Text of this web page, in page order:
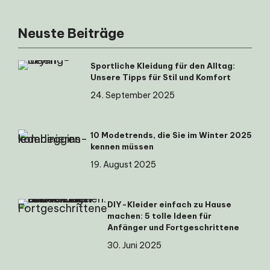
Neuste Beiträge
Sportliche Kleidung für den Alltag:
Unsere Tipps für Stil und Komfort
24. September 2025
10 Modetrends, die Sie im Winter 2025
kennen müssen
19. August 2025
DIY-Kleider einfach zu Hause
machen: 5 tolle Ideen für
Anfänger und Fortgeschrittene
30. Juni 2025